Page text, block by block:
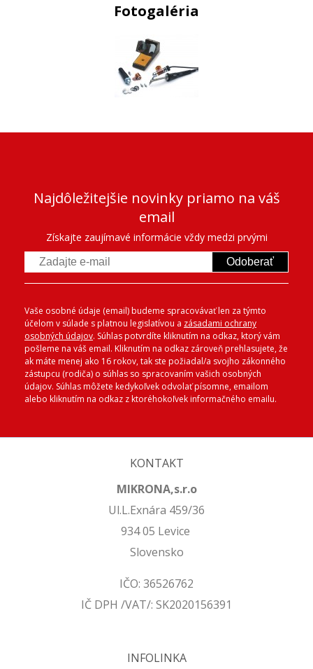
Fotogaléria
Najdôležitejšie novinky priamo na váš
email
Získajte zaujímavé informácie vždy medzi prvými
Odoberať
Vaše osobné údaje (email) budeme spracovávať len za týmto
účelom v súlade s platnou legislatívou a zásadami ochrany
osobných údajov. Súhlas potvrdíte kliknutím na odkaz, ktorý vám
pošleme na váš email. Kliknutím na odkaz zároveň prehlasujete, že
ak máte menej ako 16 rokov, tak ste požiadal/a svojho zákonného
zástupcu (rodiča) o súhlas so spracovaním vašich osobných
údajov. Súhlas môžete kedykoľvek odvolať písomne, emailom
alebo kliknutím na odkaz z ktoréhokoľvek informačného emailu.
KONTAKT
MIKRONA,s.r.o
Ul.L.Exnára 459/36
934 05 Levice
Slovensko
IČO: 36526762
IČ DPH /VAT/: SK2020156391
INFOLINKA